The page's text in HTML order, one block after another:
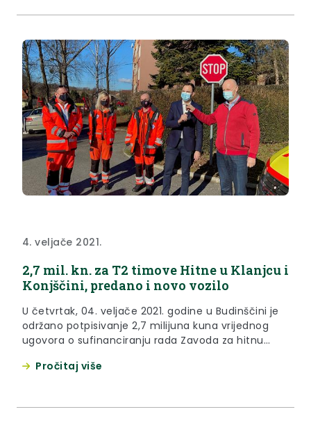
Zabok, Donja Stubica i Zlatar (dokument u privitku)
4. veljače 2021.
2,7 mil. kn. za T2 timove Hitne u Klanjcu i
Konjščini, predano i novo vozilo
U četvrtak, 04. veljače 2021. godine u Budinščini je
održano potpisivanje 2,7 milijuna kuna vrijednog
ugovora o sufinanciranju rada Zavoda za hitnu
novog vozila za hitnu medicinsku službu Zavoda za
Pročitaj više